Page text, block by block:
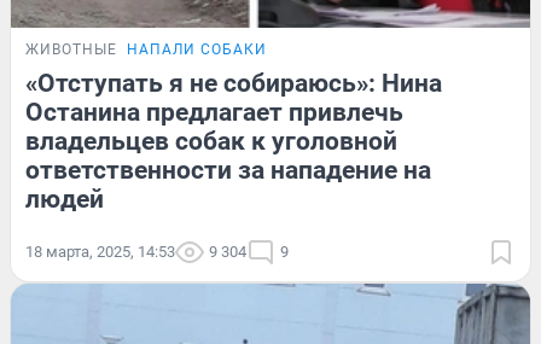
ЖИВОТНЫЕ НАПАЛИ СОБАКИ
«Отступать я не собираюсь»: Нина
Останина предлагает привлечь
владельцев собак к уголовной
ответственности за нападение на
людей
18 марта, 2025, 14:53 9 304 9